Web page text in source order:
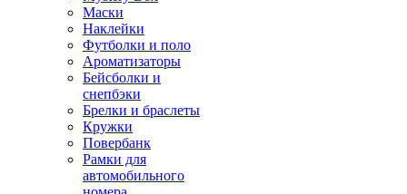
Маски
Наклейки
Футболки и поло
Ароматизаторы
Бейсболки и
снепбэки
Брелки и браслеты
Кружки
Повербанк
Рамки для
автомобильного